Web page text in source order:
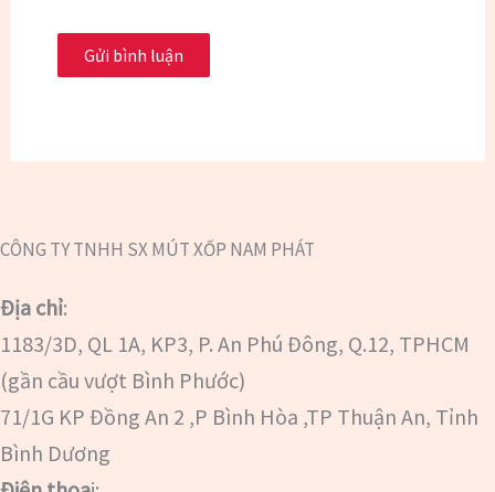
CÔNG TY TNHH SX MÚT XỐP NAM PHÁT
Địa chỉ:
1183/3D, QL 1A, KP3, P. An Phú Đông, Q.12, TPHCM
(gần cầu vượt Bình Phước)
71/1G KP Đồng An 2 ,P Bình Hòa ,TP Thuận An, Tỉnh
Bình Dương